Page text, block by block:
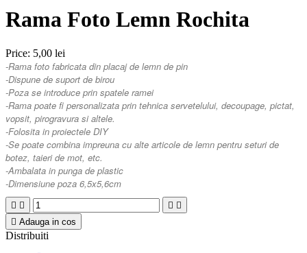
Rama Foto Lemn Rochita
Price: 5,00 lei
-Rama foto fabricata din placaj de lemn de pin
-Dispune de suport de birou
-Poza se introduce prin spatele ramei
-Rama poate fi personalizata prin tehnica servetelului, decoupage, pictat,
vopsit, pirogravura si altele.
-Folosita in proiectele DIY
-Se poate combina impreuna cu alte articole de lemn pentru seturi de
botez, taieri de mot, etc.
-Ambalata in punga de plastic
-Dimensiune poza 6,5x5,6cm
   
 Adauga in cos
Distribuiti